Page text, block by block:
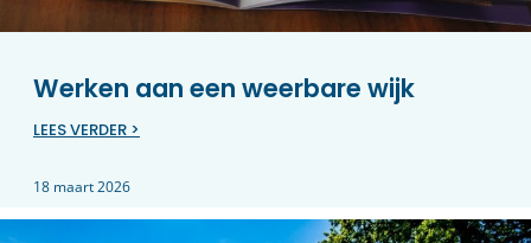
Werken aan een weerbare wijk
LEES VERDER >
18 maart 2026